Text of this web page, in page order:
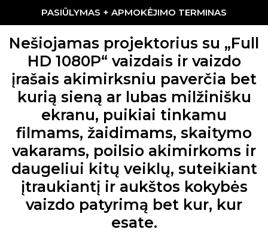
PASIŪLYMAS + APMOKĖJIMO TERMINAS
Nešiojamas projektorius su „Full
HD 1080P“ vaizdais ir vaizdo
įrašais akimirksniu paverčia bet
kurią sieną ar lubas milžinišku
ekranu, puikiai tinkamu
filmams, žaidimams, skaitymo
vakarams, poilsio akimirkoms ir
daugeliui kitų veiklų, suteikiant
įtraukiantį ir aukštos kokybės
vaizdo patyrimą bet kur, kur
esate.